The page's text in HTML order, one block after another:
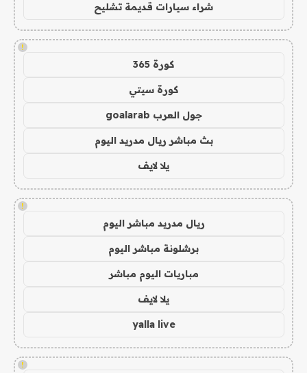
شراء سيارات قديمة تشليح
!
كورة 365
كورة سيتي
جول العرب goalarab
بث مباشر ريال مدريد اليوم
يلا لايف
!
ريال مدريد مباشر اليوم
برشلونة مباشر اليوم
مباريات اليوم مباشر
يلا لايف
yalla live
!